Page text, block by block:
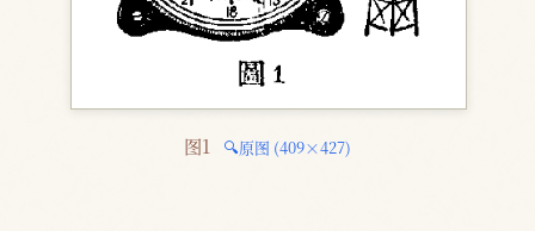
图1 🔍原图 (409×427)